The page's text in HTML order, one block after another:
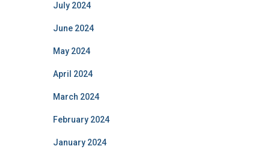
July 2024
June 2024
May 2024
April 2024
March 2024
February 2024
January 2024